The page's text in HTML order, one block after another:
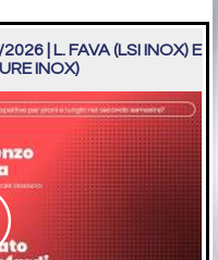
| L. FAVA (LSI INOX) E
INOX)